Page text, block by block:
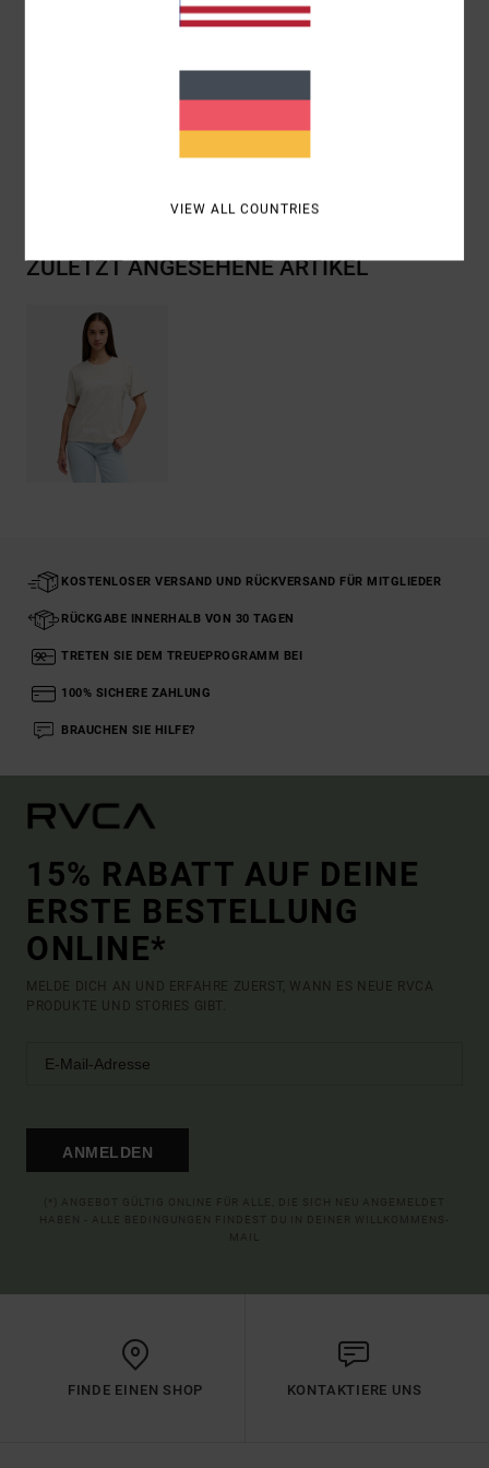
Bequemer Relaxed-Fit
ZULETZT ANGESEHENE ARTIKEL
KOSTENLOSER VERSAND UND RÜCKVERSAND FÜR MITGLIEDER
RÜCKGABE INNERHALB VON 30 TAGEN
TRETEN SIE DEM TREUEPROGRAMM BEI
100% SICHERE ZAHLUNG
BRAUCHEN SIE HILFE?
15% RABATT AUF DEINE
ERSTE BESTELLUNG
ONLINE*
MELDE DICH AN UND ERFAHRE ZUERST, WANN ES NEUE RVCA
PRODUKTE UND STORIES GIBT.
ANMELDEN
FINDE EINEN SHOP KONTAKTIERE UNS
VIEW ALL COUNTRIES